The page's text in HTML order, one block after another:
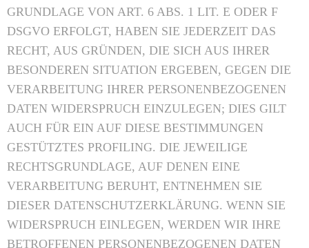
GRUNDLAGE VON ART. 6 ABS. 1 LIT. E ODER F
DSGVO ERFOLGT, HABEN SIE JEDERZEIT DAS
RECHT, AUS GRÜNDEN, DIE SICH AUS IHRER
BESONDEREN SITUATION ERGEBEN, GEGEN DIE
VERARBEITUNG IHRER PERSONENBEZOGENEN
DATEN WIDERSPRUCH EINZULEGEN; DIES GILT
AUCH FÜR EIN AUF DIESE BESTIMMUNGEN
GESTÜTZTES PROFILING. DIE JEWEILIGE
RECHTSGRUNDLAGE, AUF DENEN EINE
VERARBEITUNG BERUHT, ENTNEHMEN SIE
DIESER DATENSCHUTZERKLÄRUNG. WENN SIE
WIDERSPRUCH EINLEGEN, WERDEN WIR IHRE
BETROFFENEN PERSONENBEZOGENEN DATEN